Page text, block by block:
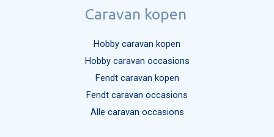
Caravan kopen
Hobby caravan kopen
Hobby caravan occasions
Fendt caravan kopen
Fendt caravan occasions
Alle caravan occasions